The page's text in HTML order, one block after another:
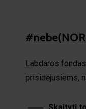
Labdaros
prisidėjusiems,